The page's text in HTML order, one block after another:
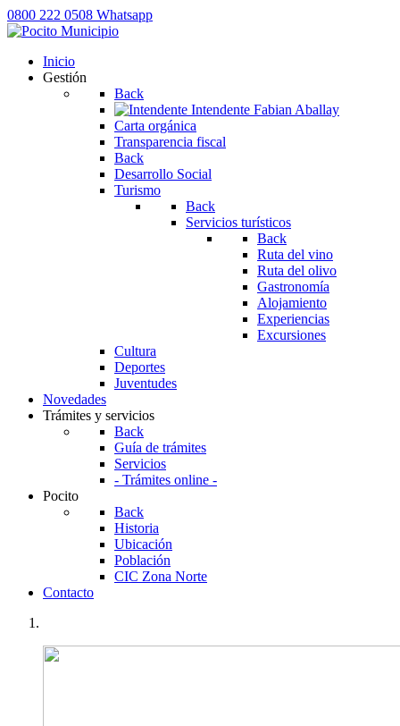
0800 222 0508 Whatsapp
Inicio
Gestión
Back
Intendente Fabian Aballay
Carta orgánica
Transparencia fiscal
Back
Desarrollo Social
Turismo
Back
Servicios turísticos
Back
Ruta del vino
Ruta del olivo
Gastronomía
Alojamiento
Experiencias
Excursiones
Cultura
Deportes
Juventudes
Novedades
Trámites y servicios
Back
Guía de trámites
Servicios
- Trámites online -
Pocito
Back
Historia
Ubicación
Población
CIC Zona Norte
Contacto